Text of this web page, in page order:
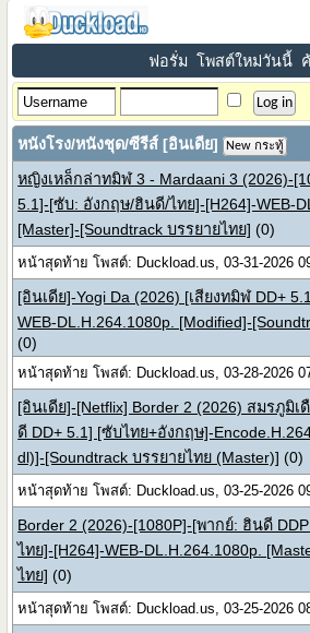
ฟอรั่ม โพสต์ใหม่วันนี้
หนังโรง/หนังชุด/ซีรีส์ [อินเดีย] New กระทู้
หญิงเหล็กล่าทมิฬ 3 - Mardaani 3 (2026)-
5.1]-[ซับ: อังกฤษ/ฮินดี/ไทย]-[H264]-WEB-
[Master]-[Soundtrack บรรยายไทย] (0)
หน้าสุดท้าย โพสต์: Duckload.us, 03-31-2026
[อินเดีย]-Yogi Da (2026) [เสียงทมิฬ DD+
WEB-DL.H.264.1080p. [Modified]-
(0)
หน้าสุดท้าย โพสต์: Duckload.us, 03-28-2026
[อินเดีย]-[Netflix] Border 2 (2026) สมรภูมิ
ดี DD+ 5.1] [ซับไทย+อังกฤษ]-
dl)]-[Soundtrack บรรยายไทย (Master)] (0)
หน้าสุดท้าย โพสต์: Duckload.us, 03-25-2026
Border 2 (2026)-[1080P]-[พากย์: ฮินดี
ไทย]-[H264]-WEB-DL.H.264.1080p.
ไทย] (0)
หน้าสุดท้าย โพสต์: Duckload.us, 03-25-2026